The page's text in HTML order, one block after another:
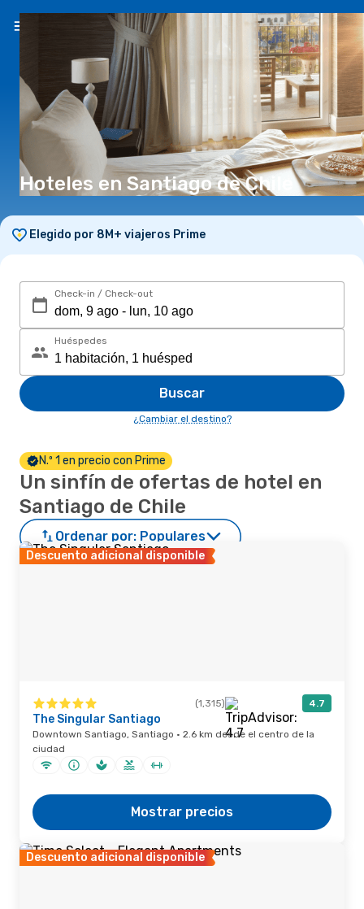
ES($)
Hoteles en Santiago de Chile
Elegido por 8M+ viajeros Prime
Check-in / Check-out
Huéspedes
Buscar
¿Cambiar el destino?
N.º 1 en precio con Prime
Un sinfín de ofertas de hotel en
Santiago de Chile
Ordenar por: Populares
Descuento adicional disponible
(1,315) 4.7
The Singular Santiago
Downtown Santiago, Santiago · 2.6 km desde el centro de la
ciudad
Mostrar precios
Descuento adicional disponible